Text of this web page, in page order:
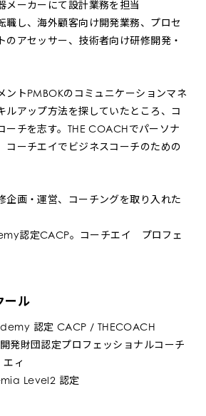
メーカーにて設計業務を担当
職し、海外顧客向け開発業務、プロセ
のアセッサー、技術者向け研修開発・
ントPMBOKのコミュニケーションマネ
ルアップ方法を探していたところ、コ
ーチを志す。THE COACHでパーソナ
コーチエイでビジネスコーチのための
企画・運営、コーチングを取り入れた
認定CACP。コーチエイ プロフェ
ール
認定 CACP / THECOACH
発財団認定プロフェッショナルコーチ
ィ
Level2 認定